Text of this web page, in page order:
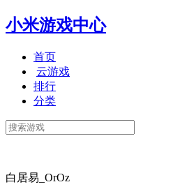
小米游戏中心
首页
云游戏
排行
分类
白居易_OrOz